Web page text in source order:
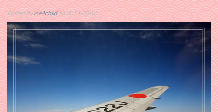
Posted Byme4childon 2013-09-16